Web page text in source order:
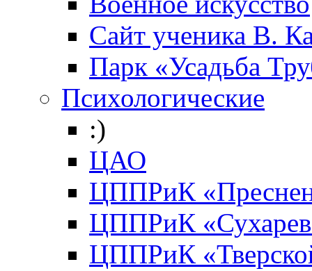
Cайт ученика В.
Парк «Усадьба
Психологические
:)
ЦАО
ЦППРиК
ЦППРиК
ЦППРиК